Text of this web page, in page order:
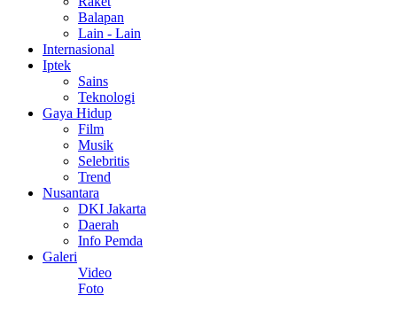
Balapan
Lain - Lain
Internasional
Iptek
Sains
Teknologi
Gaya Hidup
Film
Musik
Selebritis
Trend
Nusantara
DKI Jakarta
Daerah
Info Pemda
Galeri
Video
Foto